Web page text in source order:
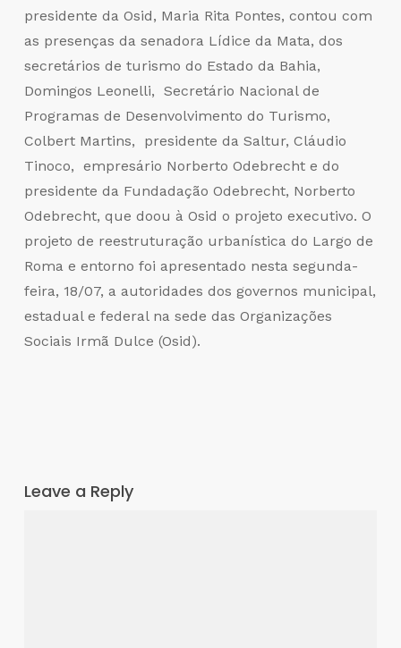
presidente da Osid, Maria Rita Pontes, contou com
as presenças da senadora Lídice da Mata, dos
secretários de turismo do Estado da Bahia,
Domingos Leonelli, Secretário Nacional de
Programas de Desenvolvimento do Turismo,
Colbert Martins, presidente da Saltur, Cláudio
Tinoco, empresário Norberto Odebrecht e do
presidente da Fundadação Odebrecht, Norberto
Odebrecht, que doou à Osid o projeto executivo. O
projeto de reestruturação urbanística do Largo de
Roma e entorno foi apresentado nesta segunda-
feira, 18/07, a autoridades dos governos municipal,
estadual e federal na sede das Organizações
Sociais Irmã Dulce (Osid).
Leave a Reply